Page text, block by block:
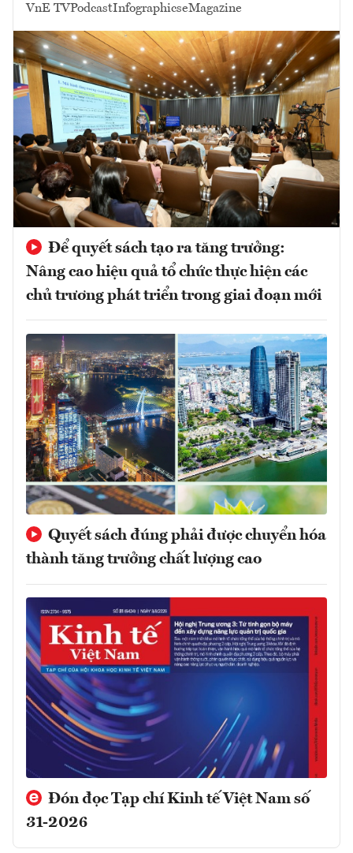
VnE TVPodcastInfographicseMagazine
Để quyết sách tạo ra tăng trưởng:
Nâng cao hiệu quả tổ chức thực hiện các
chủ trương phát triển trong giai đoạn mới
Quyết sách đúng phải được chuyển hóa
thành tăng trưởng chất lượng cao
Đón đọc Tạp chí Kinh tế Việt Nam số
31-2026